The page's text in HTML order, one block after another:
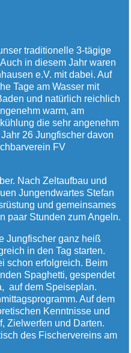
traditionelle 3-tägige
in diesem Jahr waren
e.V. mit dabei. Auf
Tage am Wasser mit
und natürlich reichlich
warm, am
die sehr angenehm
26 Jungfischer davon
FV
Nach Zeltaufbau und
Jungendwartes Stefan
und gemeinsames
paar Stunden zum Angeln.
Jungfischer ganz heiß
in den Tag starten.
schon erfolgreich. Beim
Spaghetti, gespendet
auf dem Speiseplan.
Auf dem
Kenntnisse und
Zielwerfen und Darten.
des Fischervereins am